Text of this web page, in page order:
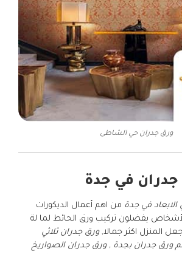
ورق جدران حي الشاطى
في جدة
الابعاد في جدة من اهم أعمال الديكورات
يفضلون تركيب ورق الحائط لما لة
المنزل اكثر جمالا,ورق جدران ثلاثي
ورق جدران بجدة , ورق جدران الصواريخ